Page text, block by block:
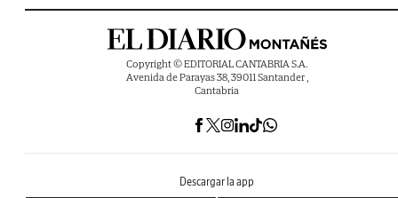
Copyright © EDITORIAL CANTABRIA S.A.
Avenida de Parayas 38, 39011 Santander ,
Cantabria
Descargar la app